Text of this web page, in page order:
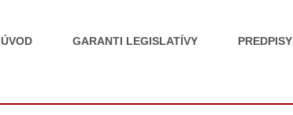
ÚVOD GARANTI LEGISLATÍVY PREDPISY